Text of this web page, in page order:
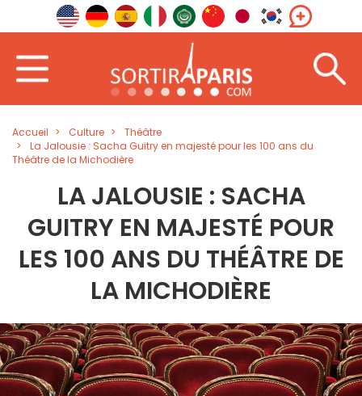
Accueil Culture
Théâtre
La Jalousie : Sacha Guitry en majesté pour les 100 ans du
Théâtre de la Michodière
LA JALOUSIE : SACHA
GUITRY EN MAJESTÉ POUR
LES 100 ANS DU THÉÂTRE DE
LA MICHODIÈRE